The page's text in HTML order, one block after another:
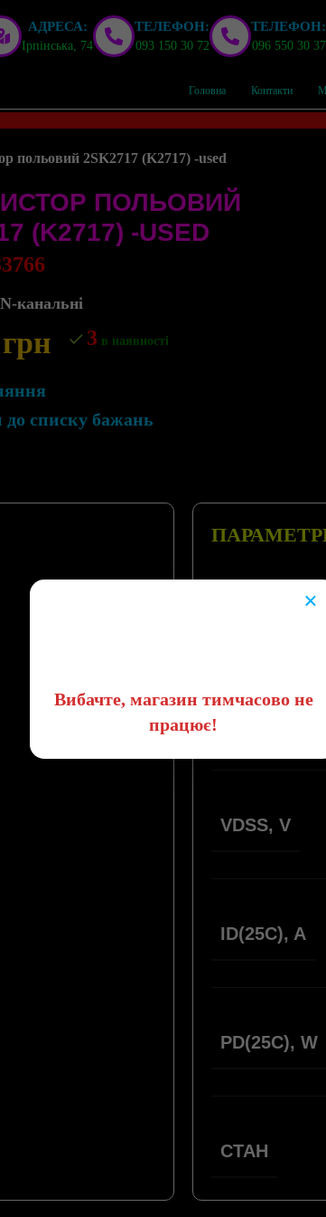
АДРЕСА:
Ірпінська, 74
ТЕЛЕФОН:
093 150 30 72
ТЕЛЕФОН:
096 550 30 37
Головна Контакти
польовий 2SK2717 (K2717) -used
ПОЛЬОВИЙ
(K2717) -USED
N-канальні
грн 3 в наявності
до списку бажань
КОРПУС,
VDSS, V
ID(25С), A
PD(25C), W
СТАН
×
Вибачте, магазин тимчасово не
працює!